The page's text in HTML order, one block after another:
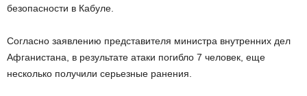
безопасности в Кабуле.
Согласно заявлению представителя министра внутренних дел
Афганистана, в результате атаки погибло 7 человек, еще
несколько получили серьезные ранения.